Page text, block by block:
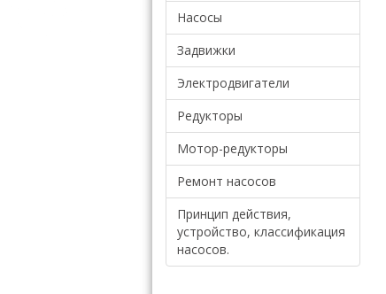
Насосы
Задвижки
Электродвигатели
Редукторы
Мотор-редукторы
Ремонт насосов
Принцип действия,
устройство, классификация
насосов.